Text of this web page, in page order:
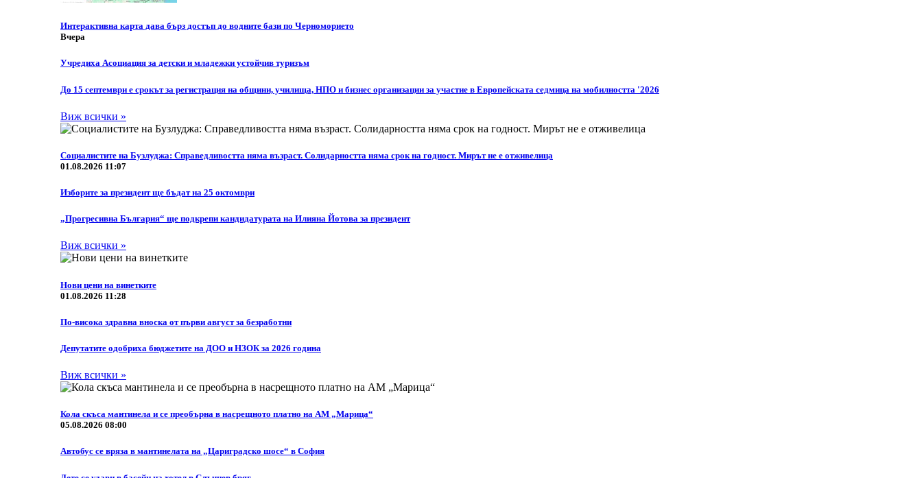
Интерактивна карта дава бърз достъп до водните бази по Черноморието
Вчера
Учредиха Асоциация за детски и младежки устойчив туризъм
До 15 септември е срокът за регистрация на общини, училища, НПО и бизнес организации за участие в Европейската седмица на мобилността '2026
Виж всички »
Социалистите на Бузлуджа: Справедливостта няма възраст. Солидарността няма срок на годност. Мирът не е отживелица
01.08.2026 11:07
Изборите за президент ще бъдат на 25 октомври
„Прогресивна България“ ще подкрепи кандидатурата на Илияна Йотова за президент
Виж всички »
Нови цени на винетките
01.08.2026 11:28
По-висока здравна вноска от първи август за безработни
Депутатите одобриха бюджетите на ДОО и НЗОК за 2026 година
Виж всички »
Кола скъса мантинела и се преобърна в насрещното платно на АМ „Марица“
05.08.2026 08:00
Автобус се вряза в мантинелата на „Цариградско шосе“ в София